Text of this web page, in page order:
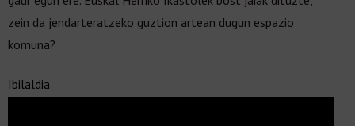
zein da jendarteratzeko guztion artean dugun espazio
komuna?
Ibilaldia